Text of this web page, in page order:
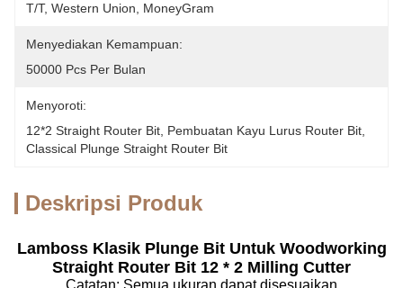
T/T, Western Union, MoneyGram
Menyediakan Kemampuan:
50000 Pcs Per Bulan
Menyoroti:
12*2 Straight Router Bit Pembuatan Kayu Lurus Router Bit
Classical Plunge Straight Router Bit
Deskripsi Produk
Lamboss Klasik Plunge Bit Untuk Woodworking
Straight Router Bit 12 * 2 Milling Cutter
Catatan: Semua ukuran dapat disesuaikan